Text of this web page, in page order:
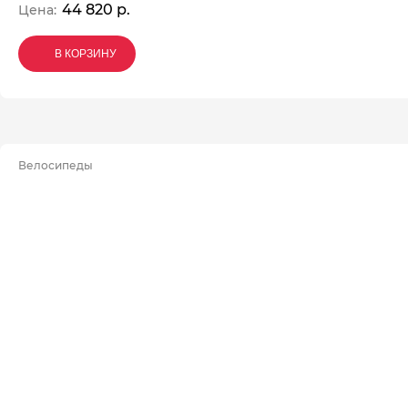
Цена: 44 820 р.
В КОРЗИНУ
В КОРЗИНУ
В КОРЗИНУ
Велосипеды